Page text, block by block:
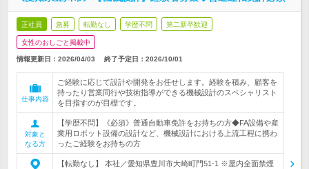
正社員 急募 転勤なし 学歴不問 第二新卒歓迎
女性のおしごと掲載中
情報更新日：2026/04/03 終了予定日： 2026/10/01
仕事内容
ご経験に応じて設計や開発をお任せします。経験を積み、顧客を
持ったり営業同行や技術指導ができる機械設計のスペシャリスト
を目指すのが目標です。
対象と
なる方
【学歴不問】《必須》普通自動車免許をお持ちの方◆FA設備や産
業用ロボット設備の設計など、機械設計における上流工程に携わ
ったご経験をお持ちの方
【転勤なし】 本社／愛知県豊川市大崎町門51-1 ※屋内全面禁煙